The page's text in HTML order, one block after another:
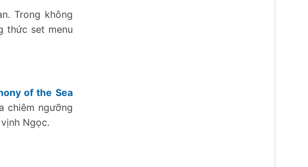
Trong không
thức set menu
of the Sea
chiêm ngưỡng
Ngọc.